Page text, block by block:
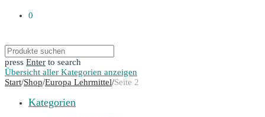
0
press Enter to search
Übersicht aller Kategorien anzeigen
Start/Shop/Europa Lehrmittel/Seite 2
Kategorien